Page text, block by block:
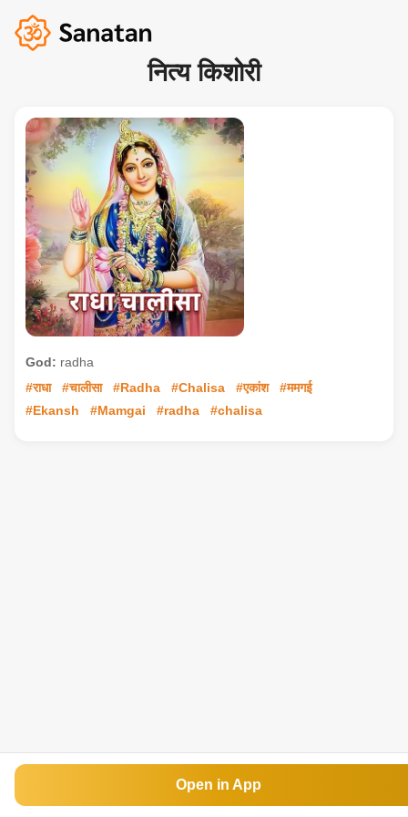
नित्य किशोरी
God: radha
#राधा
#चालीसा #Radha #Chalisa #एकांश
#ममगई
#Ekansh
#Mamgai #radha #chalisa
Open in App